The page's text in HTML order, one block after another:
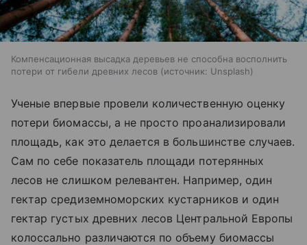
Компенсационная высадка деревьев не способна восполнить
потери от гибели древних лесов
источник: Unsplash
Ученые впервые провели количественную оценку
потери биомассы, а не просто проанализировали
площадь, как это делается в большинстве случаев.
Сам по себе показатель площади потерянных
лесов не слишком релевантен. Например, один
гектар средиземноморских кустарников и один
гектар густых древних лесов Центральной Европы
колоссально различаются по объему биомассы